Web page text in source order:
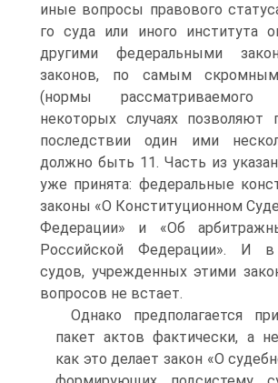
иные вопросы правового
го суда или иного института
другими федеральными
законов, по самым
(нормы
некоторых случаях позволяют
последствии один ими
должно быть 11. Часть из
уже принята: федеральные
законы «О Конституцион­ном
Федерации» и «Об
Россий­ской Федерации». И
судов, учрежденных этими
вопросов не встает.
Однако предполагается
пакет актов фактически, а
как это делает закон «О